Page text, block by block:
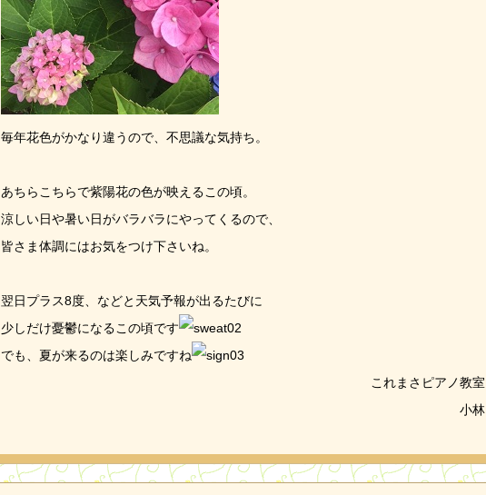
毎年花色がかなり違うので、不思議な気持ち。
あちらこちらで紫陽花の色が映えるこの頃。
涼しい日や暑い日がバラバラにやってくるので、
皆さま体調にはお気をつけ下さいね。
翌日プラス8度、などと天気予報が出るたびに
少しだけ憂鬱になるこの頃です
でも、夏が来るのは楽しみですね
これまさピアノ教室
小林